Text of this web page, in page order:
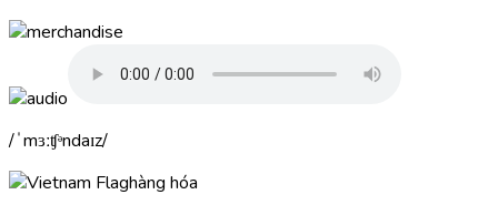
ˈmɜːʧᵊndaɪz
hàng hóa